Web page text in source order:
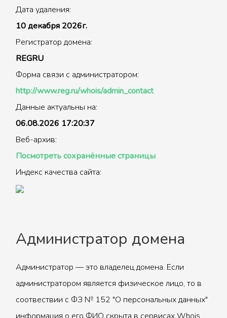
Дата удаления:
10 декабря 2026г.
Регистратор домена:
REGRU
Форма связи с администратором:
http://www.reg.ru/whois/admin_contact
Данные актуальны на:
06.08.2026 17:20:37
Веб-архив:
Посмотреть сохранённые страницы
Индекс качества сайта:
Администратор домена
Администратор — это владелец домена. Если
администратором является физическое лицо, то в
соотвествии с ФЗ № 152 "О персональных данных"